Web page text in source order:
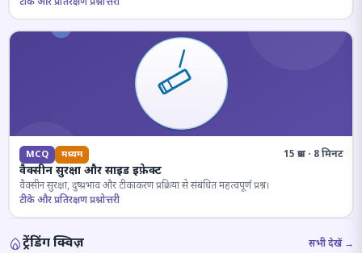
MCQ मध्यम 15 प्रश्न · 8 मिनट
वैक्सीन सुरक्षा और साइड इफ़ेक्ट
वैक्सीन सुरक्षा, दुष्प्रभाव और टीकाकरण प्रक्रिया से संबंधित महत्वपूर्ण प्रश्न।
टीके और प्रतिरक्षण प्रश्नोत्तरी
ट्रेंडिंग क्विज़ सभी देखें →